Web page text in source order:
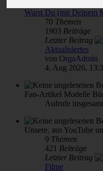
Warst Du (mit Deinem
70 Themen
1903 Beiträge
Letzter Beitrag
Aktualisiertes
von OrgaAdmin
4. Aug 2026,
Fan-Artikel Modelle
Aufrufe
Unsere, aus YouTube
9 Themen
421 Beiträge
Letzter Beitrag
Filme